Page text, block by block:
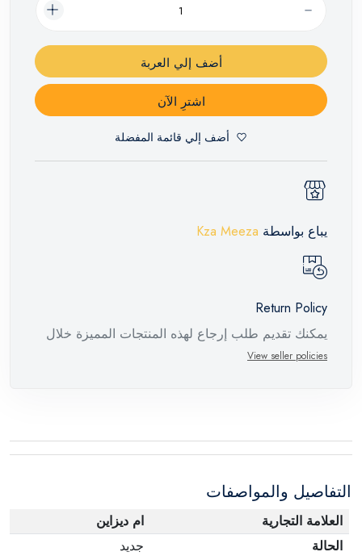
أضف إلي العربة
اشترِ الآن
أضف إلي قائمة المفضلة
يباع بواسطة Kza Meeza
Return Policy
يمكنك تقديم طلب إرجاع لهذه المنتجات المميزة خلال
عبوته الأصلية. لاحظ أنه لا يمكن إرجاع المنتجات
وفي عبواتها الأصلية.
View seller policies
التفاصيل والمواصفات
العلامة التجارية
ام ديزاين
الحالة
جديد